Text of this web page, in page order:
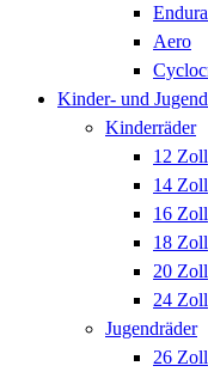
Aero
Kinder- und
Kinderräder
12 Zoll
14 Zoll
16 Zoll
18 Zoll
20 Zoll
24 Zoll
Jugendräder
26 Zoll